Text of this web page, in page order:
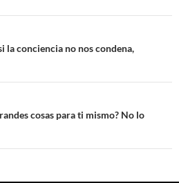
la conciencia no nos condena,
cosas para ti mismo? No lo